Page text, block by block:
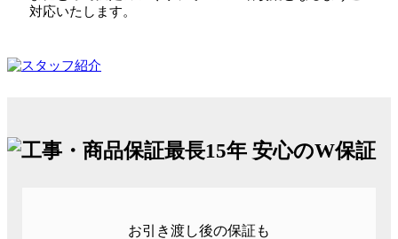
お引き渡し後の保証も